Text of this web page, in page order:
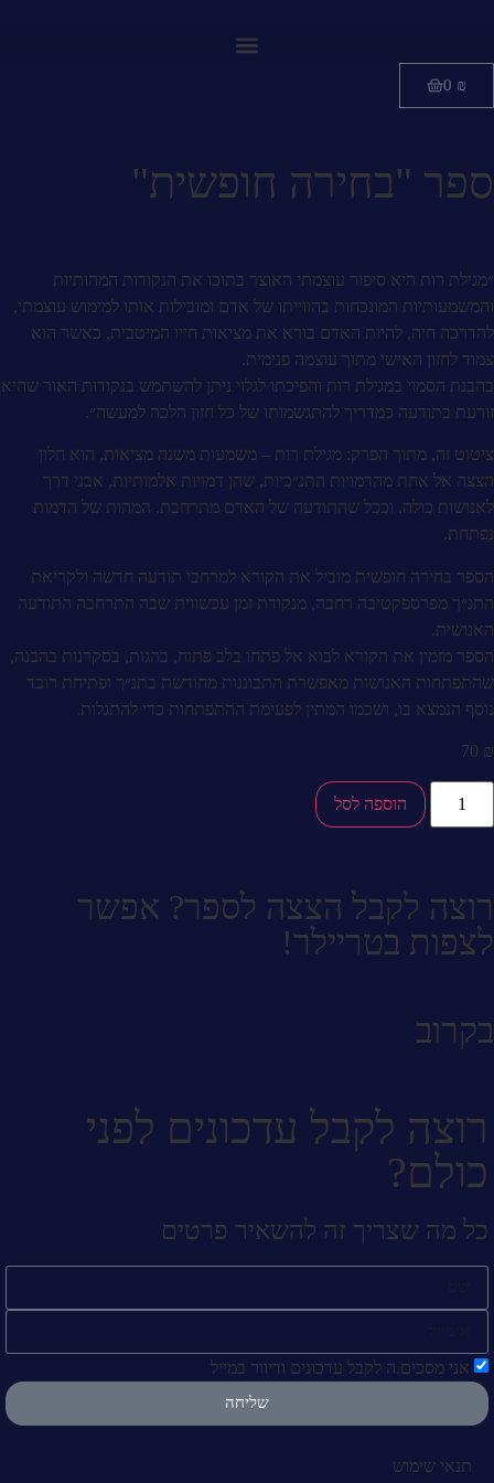
0 ₪
ספר "בחירה חופשית"
״מגילת רות היא סיפור עוצמתי האוצר בתוכו את הנקודות המהותיות
והמשמעותיות המונכחות בהווייתו של אדם ומובילות אותו למימוש עוצמתי,
להדרכה חיה, להיות האדם בורא את מציאות חייו המיטבית, כאשר הוא
צמוד לחזון האישי מתוך עוצמה פנימית.
בהבנת הסמוי במגילת רות והפיכתו לגלוי ניתן להשתמש בנקודות האור שהיא
זורעת בתודעה כמדריך להתגשמותו של כל חזון הלכה למעשה״.
ציטוט זה, מתוך הפרק: מגילת רות – משמעות משנה מציאות, הוא חלון
הצצה אל אחת מהדמויות התנ״כיות, שהן דמויות אלמותיות, אבני דרך
לאנושות כולה. וככל שהתודעה של האדם מתרחבת, המהות של הדמות
נפתחת.
הספר בחירה חופשית מוביל את הקורא למרחבי תודעה חדשה ולקריאת
התנ״ך מפרספקטיבה רחבה, מנקודת זמן עכשווית שבה התרחבה התודעה
האנושית.
הספר מזמין את הקורא לבוא אל פתחו בלב פתוח, בהגות, בסקרנות בהבנה,
שהתפתחות האנושות מאפשרת התבוננות מחודשת בתנ״ך ופתיחת רובד
נוסף הנמצא בו, ושכמו המתין לפעימת ההתפתחות כדי להתגלות.
70 ₪
הוספה לסל
רוצה לקבל הצצה לספר? אפשר
לצפות בטריילר!
בקרוב
רוצה לקבל עדכונים לפני
כולם?
כל מה שצריך זה להשאיר פרטים
אני מסכים.ה לקבל עדכונים ודיוור במייל
שליחה
תנאי שימוש